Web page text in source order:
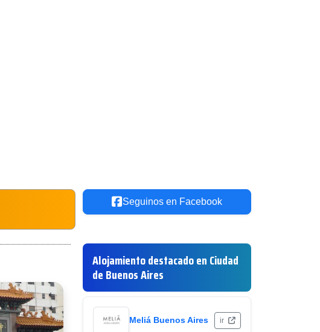
Seguinos en Facebook
Alojamiento destacado en Ciudad
de Buenos Aires
Meliá Buenos Aires ir